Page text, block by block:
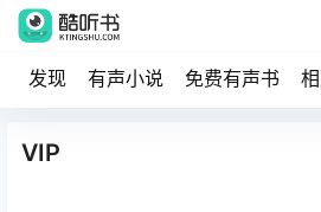
发现 有声小说 免费有声书
VIP